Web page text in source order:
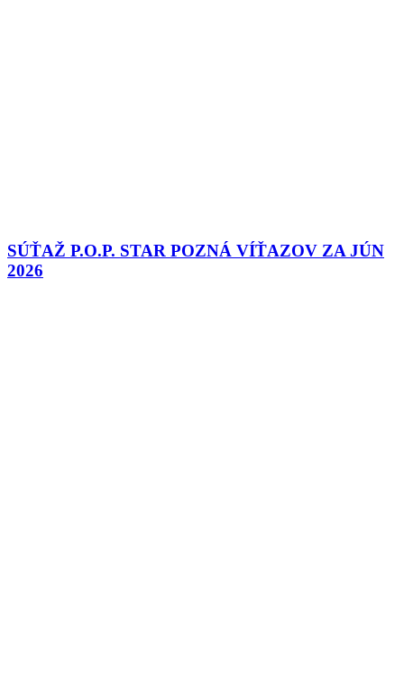
SÚŤAŽ P.O.P. STAR POZNÁ VÍŤAZOV ZA JÚN
2026